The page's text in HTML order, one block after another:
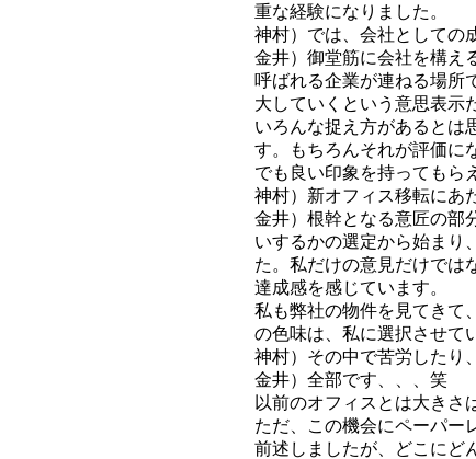
重な経験になりました。
神村）では、会社としての
金井）御堂筋に会社を構え
呼ばれる企業が連ねる場所
大していくという意思表示
いろんな捉え方があるとは
す。もちろんそれが評価に
でも良い印象を持ってもら
神村）新オフィス移転にあ
金井）根幹となる意匠の部
いするかの選定から始まり
た。私だけの意見だけでは
達成感を感じています。
私も弊社の物件を見てきて
の色味は、私に選択させて
神村）その中で苦労したり
金井）全部です、、、笑
以前のオフィスとは大きさ
ただ、この機会にペーパー
前述しましたが、どこにど